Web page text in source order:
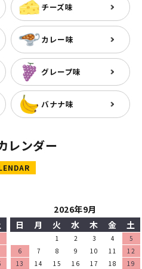
チーズ味
カレー味
グレープ味
バナナ味
レンダー
2026年9月
日
月 火 水 木 金 土
1 2 3 4
5
6
7 8 9 10 11
12
13
14 15 16 17 18
19